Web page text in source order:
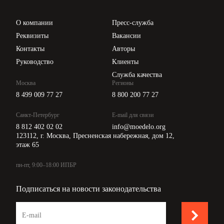
О компании
Реквизиты
Контакты
Руководство
Пресс-служба
Вакансии
Авторы
Клиенты
Служба качества
Москва
8 499 009 77 27
Санкт-Петербург
8 812 402 02 02
Регионы
8 800 200 77 27
E-mail для связи
info@moedelo.org
123112, г. Москва, Пресненская набережная, дом 12,
этаж 65
пн-пт, 9:00–18:00 ИПБР
Подписаться на новости законодательства